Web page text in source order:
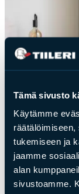
Tämä sivusto
Käytämme
tukemiseen ja
jaamme
alan
sivustoamme.